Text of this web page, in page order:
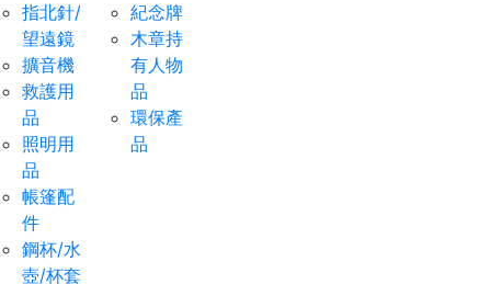
指北針/
望遠鏡
擴音機
救護用
品
照明用
品
帳篷配
件
鋼杯/水
壺/杯套
紀念牌
木章持
有人物
品
環保產
品